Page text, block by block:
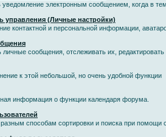
уведомление электронным сообщением, когда в
управления (Личные настройки)
контактной и персональной информации,
личные сообщения, отслеживать их,
к этой небольшой, но очень удобной функции
информация о функции календаря форума.
способам сортировки и поиска при помощи